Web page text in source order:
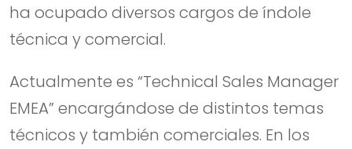
ha ocupado diversos cargos de índole
técnica y comercial.
Actualmente es “Technical Sales Manager
EMEA” encargándose de distintos temas
técnicos y también comerciales. En los